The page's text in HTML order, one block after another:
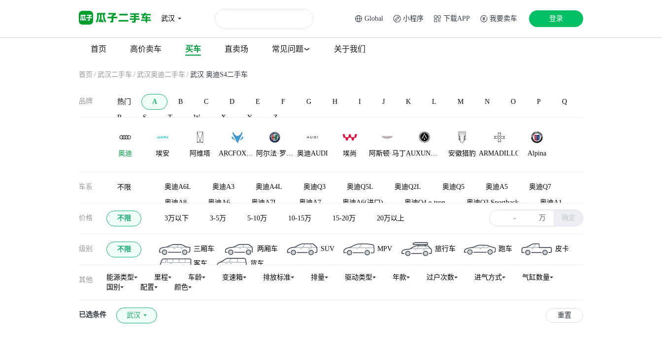
武汉 Global 小程序 下载APP 我要卖车 登录
首页 高价卖车 买车 直卖场 常见问题 关于我们
首页 / 武汉二手车 / 武汉奥迪二手车 / 武汉 奥迪S4二手车
品牌 热门 A B C D E F G H I J K L M N O P Q
R S T W X Y Z
奥迪 埃安 阿维塔
ARCFOX极 阿尔法·罗密 奥迪AUDI 埃尚 阿斯顿·马丁AUXUN傲
安徽猎豹 ARMADILLO Alpina
AC Schnitzer 安凯客车 AM晓奥
车系 不限 奥迪A6L 奥迪A3 奥迪A4L 奥迪Q3 奥迪Q5L 奥迪Q2L 奥迪Q5 奥迪A5 奥迪Q7
奥迪A8 奥迪A6 奥迪A7L 奥迪A7 奥迪A6(进口) 奥迪Q4 e-tron 奥迪Q3 Sportback 奥迪A1
奥迪Q2L e-tron 奥迪TT 奥迪A3(进口) 奥迪A4(进口) 奥迪A6L新能源 奥迪Q5L Sportback
奥迪S5 奥迪e-tron(进口) 奥迪Q7（平行进口） 奥迪RS 5 奥迪Q3(进口) 奥迪RS 7 奥迪RS 4
奥迪S6 奥迪RS 3 奥迪A5L Sportback
奥迪Q7新能源 奥迪A8新能源 奥迪SQ5 奥迪A6L e-tron 奥迪e-tron GT 奥迪SQ7 奥迪RS Q8
价格 不限 3万以下 3-5万 5-10万 10-15万 15-20万 20万以上 - 万 确定
级别 不限 三厢车 两厢车 SUV MPV 旅行车 跑车
皮卡
客车
货车
其他 能源类型 里程 车龄 变速箱 排放标准 排量 驱动类型 年款 过户次数 进气方式
气缸数量
国别
配置 颜色
已选条件 武汉 重置